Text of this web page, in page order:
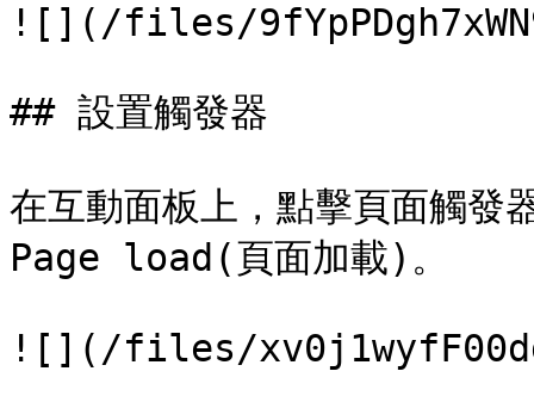
![](/files/
## 設置觸發器
在互動面板上，點擊頁面觸發
Page load(頁面加載)。
![](/files/